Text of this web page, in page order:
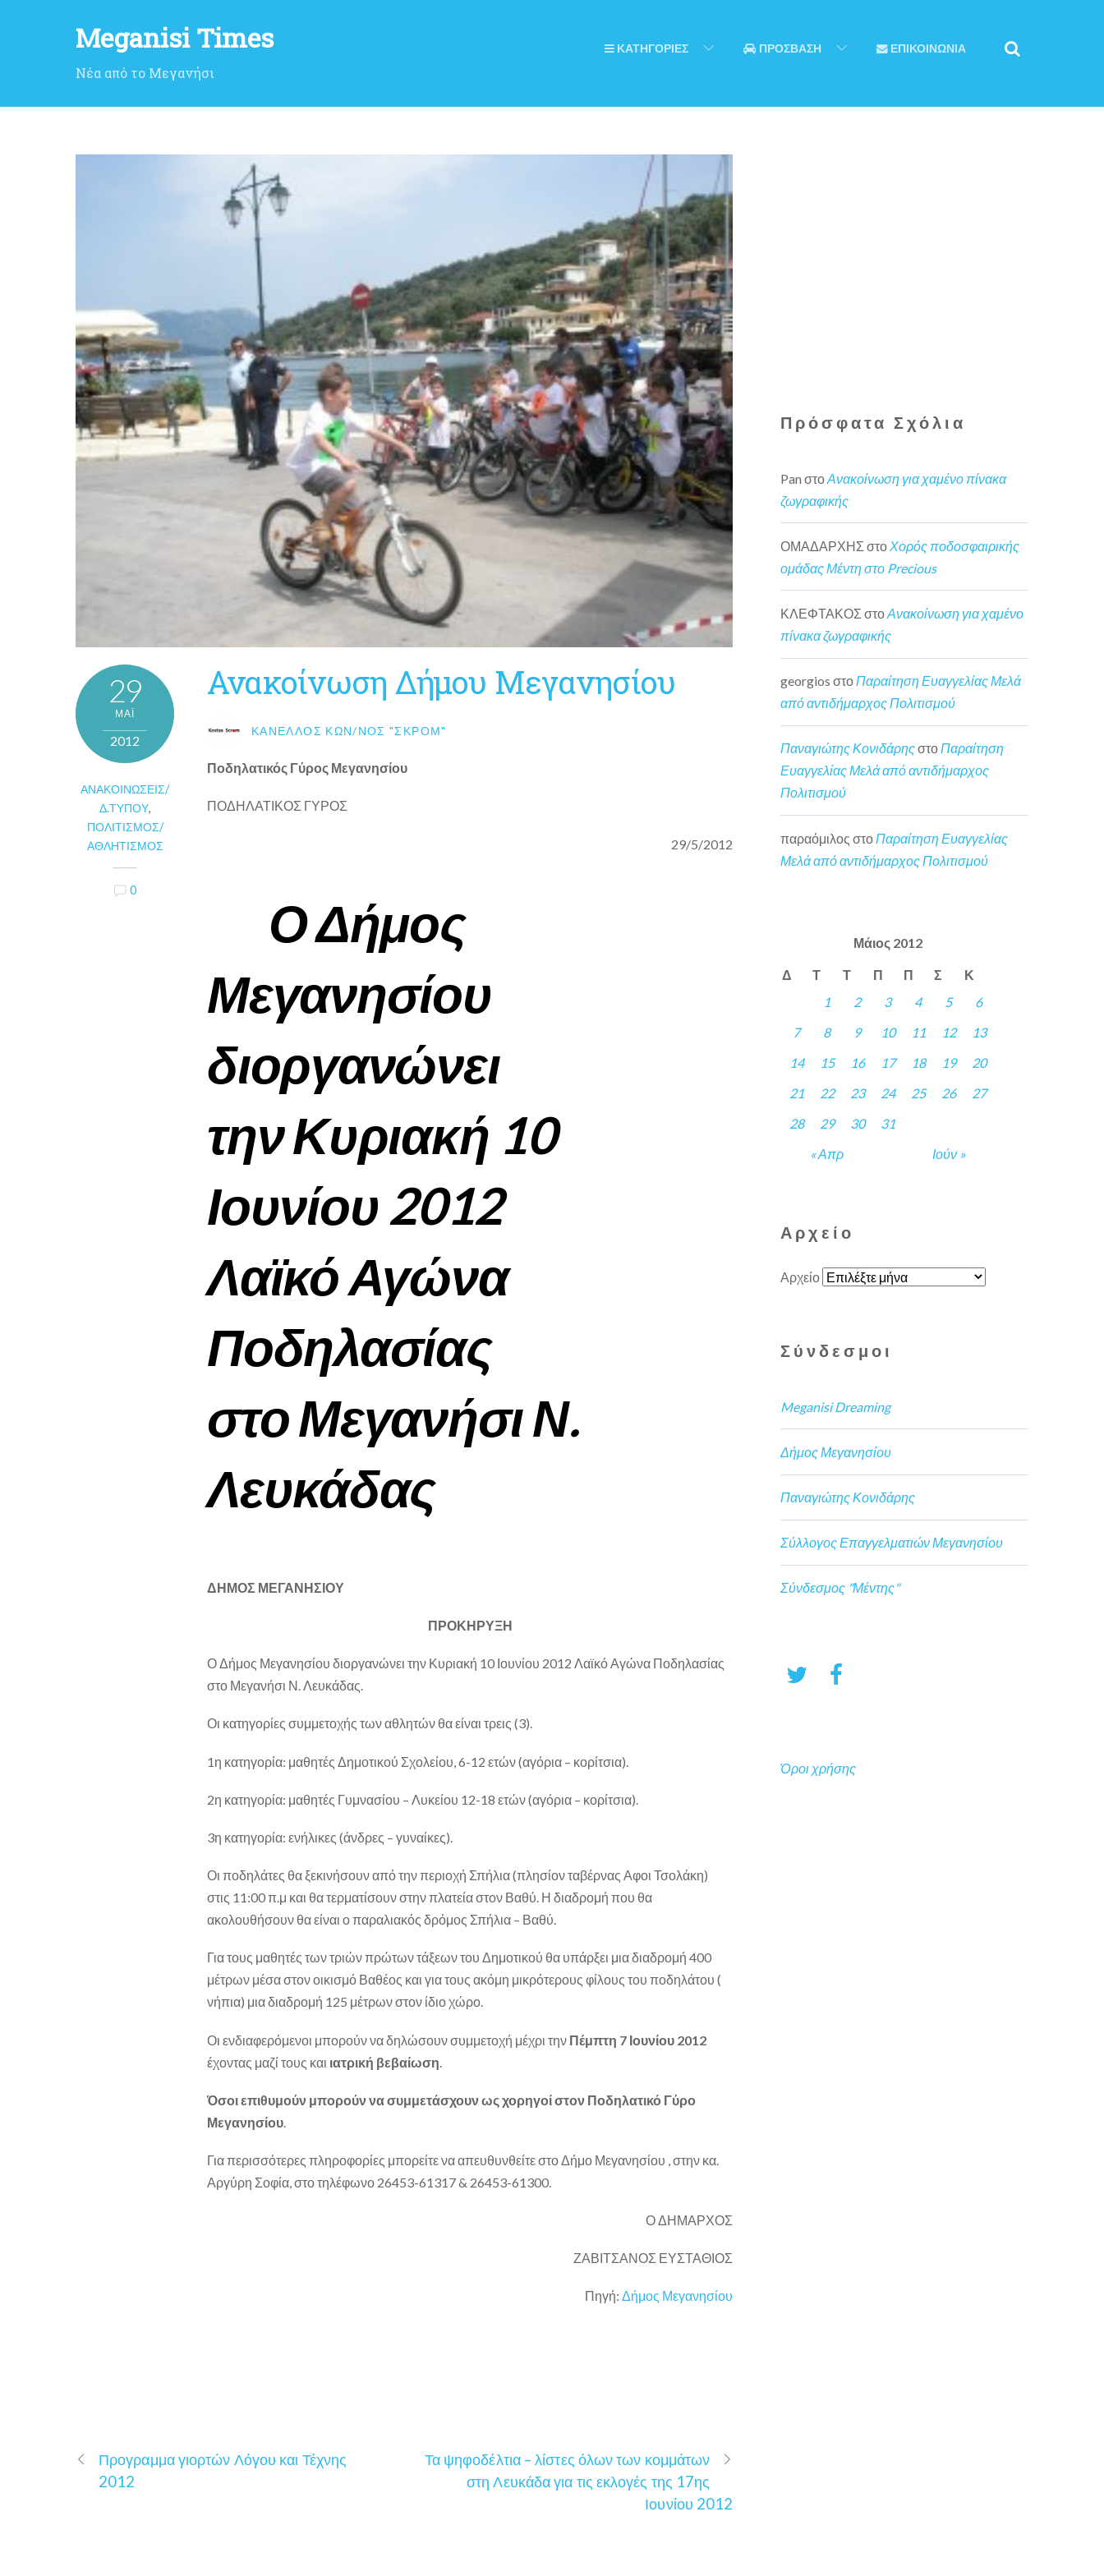
Meganisi Times
Νέα από το Μεγανήσι
ΚΑΤΗΓΟΡΙΕΣ ΠΡΟΣΒΑΣΗ ΕΠΙΚΟΙΝΩΝΙΑ
29
ΜΑΪ́
2012
ΑΝΑΚΟΙΝΏΣΕΙΣ/
Δ.ΤΎΠΟΥ,
ΠΟΛΙΤΙΣΜΌΣ/
ΑΘΛΗΤΙΣΜΌΣ
0
Ανακοίνωση Δήμου Μεγανησίου
ΚΑΝΈΛΛΟΣ ΚΩΝ/ΝΟΣ "ΣΚΡΟΜ"
Ποδηλατικός Γύρος Μεγανησίου
ΠΟΔΗΛΑΤΙΚΟΣ ΓΥΡΟΣ
29/5/2012
Ο Δήμος
Μεγανησίου
διοργανώνει
την Κυριακή 10
Ιουνίου 2012
Λαϊκό Αγώνα
Ποδηλασίας
στο Μεγανήσι Ν.
Λευκάδας
ΔΗΜΟΣ ΜΕΓΑΝΗΣΙΟΥ
ΠΡΟΚΗΡΥΞΗ
Ο Δήμος Μεγανησίου διοργανώνει την Κυριακή 10 Ιουνίου 2012 Λαϊκό Αγώνα Ποδηλασίας
στο Μεγανήσι Ν. Λευκάδας.
Οι κατηγορίες συμμετοχής των αθλητών θα είναι τρεις (3).
1η κατηγορία: μαθητές Δημοτικού Σχολείου, 6-12 ετών (αγόρια – κορίτσια).
2η κατηγορία: μαθητές Γυμνασίου – Λυκείου 12-18 ετών (αγόρια – κορίτσια).
3η κατηγορία: ενήλικες (άνδρες – γυναίκες).
Οι ποδηλάτες θα ξεκινήσουν από την περιοχή Σπήλια (πλησίον ταβέρνας Αφοι Τσολάκη)
στις 11:00 π.μ και θα τερματίσουν στην πλατεία στον Βαθύ. Η διαδρομή που θα
ακολουθήσουν θα είναι ο παραλιακός δρόμος Σπήλια – Βαθύ.
Για τους μαθητές των τριών πρώτων τάξεων του Δημοτικού θα υπάρξει μια διαδρομή 400
μέτρων μέσα στον οικισμό Βαθέος και για τους ακόμη μικρότερους φίλους του ποδηλάτου (
νήπια) μια διαδρομή 125 μέτρων στον ίδιο χώρο.
Οι ενδιαφερόμενοι μπορούν να δηλώσουν συμμετοχή μέχρι την Πέμπτη 7 Ιουνίου 2012
έχοντας μαζί τους και ιατρική βεβαίωση
Όσοι επιθυμούν μπορούν να συμμετάσχουν ως χορηγοί στον Ποδηλατικό Γύρο
Μεγανησίου
Για περισσότερες πληροφορίες μπορείτε να απευθυνθείτε στο Δήμο Μεγανησίου , στην κα.
Αργύρη Σοφία, στο τηλέφωνο 26453-61317 & 26453-61300.
Ο ΔΗΜΑΡΧΟΣ
ΖΑΒΙΤΣΑΝΟΣ ΕΥΣΤΑΘΙΟΣ
Πηγή:Δήμος Μεγανησίου
Προγραμμα γιορτών Λόγου και Τέχνης
2012
Τα ψηφοδέλτια – λίστες όλων των κομμάτων
στη Λευκάδα για τις εκλογές της 17ης
Ιουνίου 2012
Πρόσφατα Σχόλια
Pan στοΑνακοίνωση για χαμένο πίνακα
ζωγραφικής
ΟΜΑΔΑΡΧΗΣ στο Χορός ποδοσφαιρικής
ομάδας Μέντη στο Precious
ΚΛΕΦΤΑΚΟΣ στοΑνακοίνωση για χαμένο
πίνακα ζωγραφικής
georgios στοΠαραίτηση Ευαγγελίας Μελά
από αντιδήμαρχος Πολιτισμού
Παναγιώτης ΚονιδάρηςστοΠαραίτηση
Ευαγγελίας Μελά από αντιδήμαρχος
Πολιτισμού
παραόμιλος στο Παραίτηση Ευαγγελίας
Μελά από αντιδήμαρχος Πολιτισμού
Μάιος 2012
Δ Τ Τ Π Π Σ Κ
« Απρ Ιούν »
1 2 3 4 5
6
7
8 9 10 11 12
13
14
15 16 17 18 19
20
21
22 23 24 25 26
27
28
29 30 31
Αρχείο
Αρχείο
Σύνδεσμοι
Meganisi Dreaming
Δήμος Μεγανησίου
Παναγιώτης Κονιδάρης
Σύλλογος Επαγγελματιών Μεγανησίου
Σύνδεσμος "Μέντης"
Όροι χρήσης